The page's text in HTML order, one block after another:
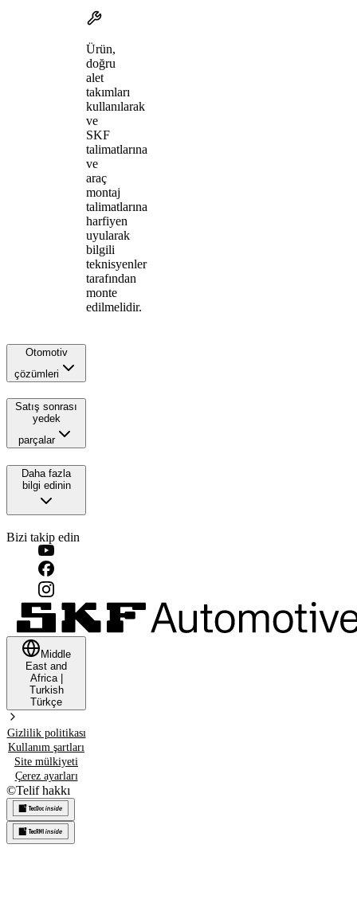
Ürün,
doğru
alet
takımları
kullanılarak
ve
SKF
talimatlarına
ve
araç
montaj
talimatlarına
harfiyen
uyularak
bilgili
teknisyenler
tarafından
monte
edilmelidir.
Otomotiv
çözümleri
Satış sonrası
yedek
parçalar
Daha fazla
bilgi edinin
Bizi takip edin
Middle
East and
Africa|
Turkish
Türkçe
Gizlilik politikası
Kullanım şartları
Site mülkiyeti
Çerez ayarları
©Telif hakkı